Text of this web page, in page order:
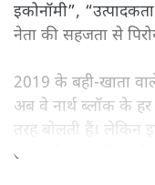
इकोनॉमी”,
नेता की सहजता से
2019 के बही‑खाता
अब वे नार्थ ब्लॉक के हर
तरह बोलती हैं। लेकिन
उतनी ही अनुमानित और